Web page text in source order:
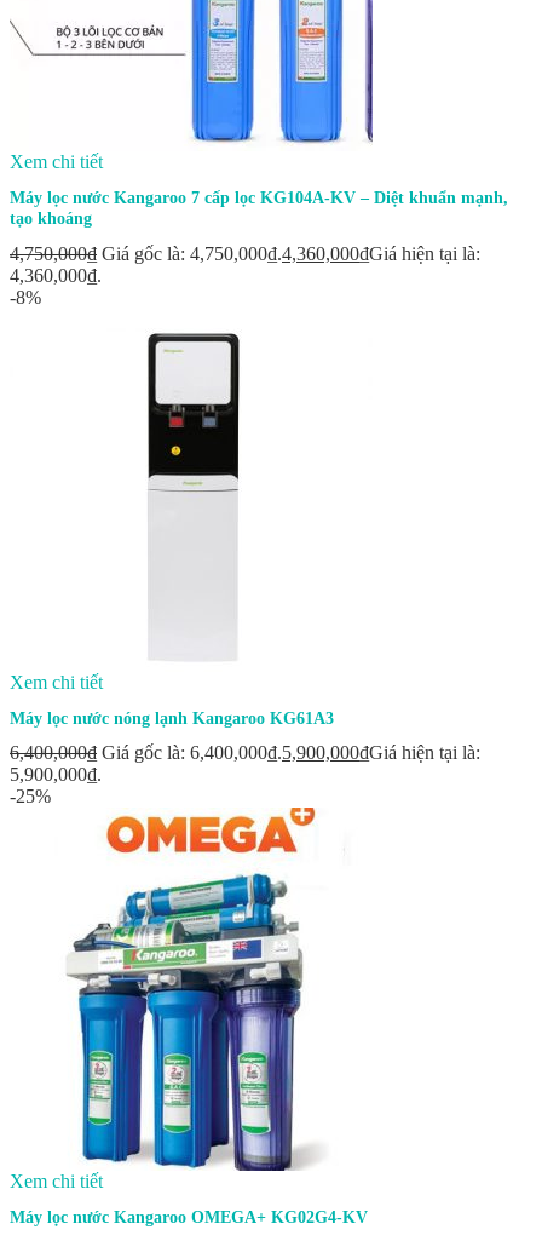
Xem chi tiết
Máy lọc nước Kangaroo 7 cấp lọc KG104A-KV – Diệt khuẩn mạnh,
tạo khoáng
4,750,000₫ Giá gốc là: 4,750,000₫.4,360,000₫Giá hiện tại là:
4,360,000₫.
-8%
Xem chi tiết
Máy lọc nước nóng lạnh Kangaroo KG61A3
6,400,000₫ Giá gốc là: 6,400,000₫.5,900,000₫Giá hiện tại là:
5,900,000₫.
-25%
Xem chi tiết
Máy lọc nước Kangaroo OMEGA+ KG02G4-KV